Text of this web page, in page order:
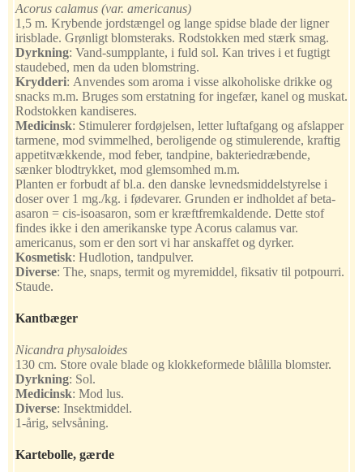
Acorus calamus (var. americanus)
1,5 m. Krybende jordstængel og lange spidse blade der ligner
irisblade. Grønligt blomsteraks. Rodstokken med stærk smag.
Dyrkning: Vand-sumpplante, i fuld sol. Kan trives i et fugtigt
staudebed, men da uden blomstring.
Krydderi: Anvendes som aroma i visse alkoholiske drikke og
snacks m.m. Bruges som erstatning for ingefær, kanel og muskat.
Rodstokken kandiseres.
Medicinsk: Stimulerer fordøjelsen, letter luftafgang og afslapper
tarmene, mod svimmelhed, beroligende og stimulerende, kraftig
appetitvækkende, mod feber, tandpine, bakteriedræbende,
sænker blodtrykket, mod glemsomhed m.m.
Planten er forbudt af bl.a. den danske levnedsmiddelstyrelse i
doser over 1 mg./kg. i fødevarer. Grunden er indholdet af beta-
asaron = cis-isoasaron, som er kræftfremkaldende. Dette stof
findes ikke i den amerikanske type Acorus calamus var.
americanus, som er den sort vi har anskaffet og dyrker.
Kosmetisk: Hudlotion, tandpulver.
Diverse: The, snaps, termit og myremiddel, fiksativ til potpourri.
Staude.
Kantbæger
Nicandra physaloides
130 cm. Store ovale blade og klokkeformede blålilla blomster.
Dyrkning: Sol.
Medicinsk: Mod lus.
Diverse: Insektmiddel.
1-årig, selvsåning.
Kartebolle, gærde